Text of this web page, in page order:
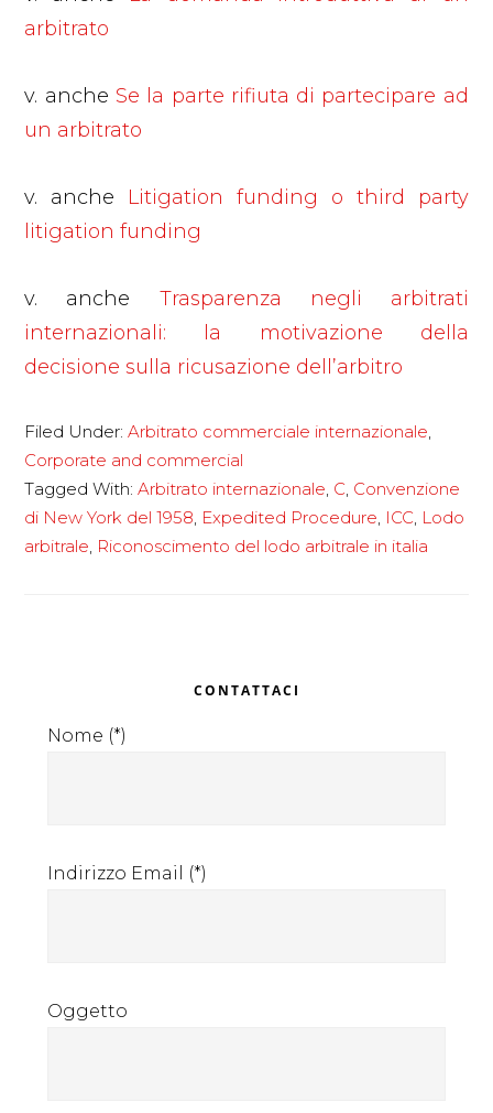
arbitrato
v. anche Se la parte rifiuta di partecipare ad
un arbitrato
v. anche Litigation funding o third party
litigation funding
v. anche Trasparenza negli arbitrati
internazionali: la motivazione della
decisione sulla ricusazione dell’arbitro
Filed Under:Arbitrato commerciale internazionale,
Corporate and commercial
Tagged With:Arbitrato internazionale, C, Convenzione
di New York del 1958, Expedited Procedure, ICC, Lodo
arbitrale, Riconoscimento del lodo arbitrale in italia
Sidebar
CONTATTACI
Nome (*)
Indirizzo Email (*)
Oggetto